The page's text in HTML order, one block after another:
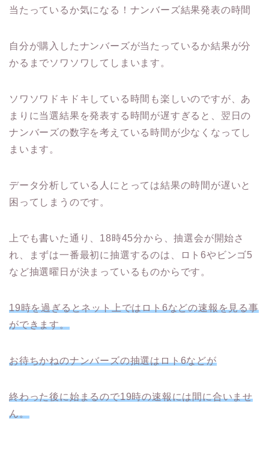
当たっているか気になる！ナンバーズ結果発表の時間
自分が購入したナンバーズが当たっているか結果が分
かるまでソワソワしてしまいます。
ソワソワドキドキしている時間も楽しいのですが、あ
まりに当選結果を発表する時間が遅すぎると、翌日の
ナンバーズの数字を考えている時間が少なくなってし
まいます。
データ分析している人にとっては結果の時間が遅いと
困ってしまうのです。
上でも書いた通り、18時45分から、抽選会が開始さ
れ、まずは一番最初に抽選するのは、ロト6やビンゴ5
など抽選曜日が決まっているものからです。
19時を過ぎるとネット上ではロト6などの速報を見る事
ができます。
お待ちかねのナンバーズの抽選はロト6などが
終わった後に始まるので19時の速報には間に合いませ
ん。